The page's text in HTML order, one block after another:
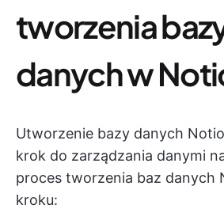
tworzenia
danych w
Utworzenie bazy danych
krok do zarządzania danymi
proces tworzenia baz danych
kroku: